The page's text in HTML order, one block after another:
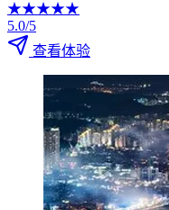
★★★★★
5.0/5
查看体验